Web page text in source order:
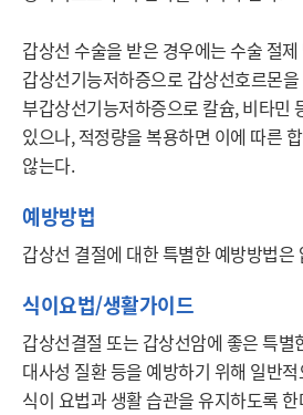
갑상선 수술을 받은 경우에는 수술 절
갑상선기능저하증으로 갑상선호르몬
부갑상선기능저하증으로 칼슘, 비타민
있으나, 적정량을 복용하면 이에 따른
예방방법
갑상선 결절에 대한 특별한 예방방법은
식이요법/생활가이드
갑상선결절 또는 갑상선암에 좋은 특별
대사성 질환 등을 예방하기 위해 일반
식이 요법과 생활 습관을 유지하도록 한